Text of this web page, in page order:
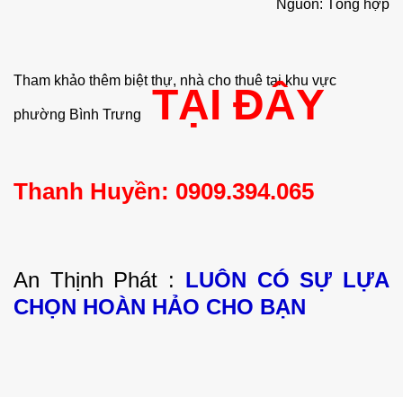
Nguồn: Tổng hợp
Tham khảo thêm biệt thự, nhà cho thuê tại khu vực
phường Bình Trưng TẠI ĐÂY
Thanh Huyền: 0909.394.065
An Thịnh Phát : LUÔN CÓ SỰ LỰA
CHỌN HOÀN HẢO CHO BẠN